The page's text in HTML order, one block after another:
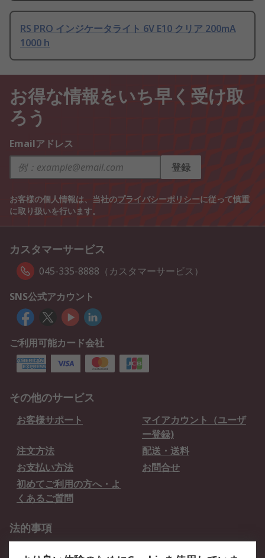
RS PRO インジケータライト 6V E10 クリア 200mA
1000 h
お得な情報をいち早く受け取
ろう
Emailアドレス
登録
お客様の個人情報は、当社のプライバシーポリシーに従って慎重
に取り扱いを行います。
カスタマーサービス
045-335-8888（カスタマーサービス）
SNS公式アカウント
ご利用可能カード会社
その他のサービス
お客様サポート
マイアカウント（ユーザ
ー登録)
注文方法
配送・送料
お支払い方法
お問合せ
初めてご利用の方へ・よ
くあるご質問
法的事項